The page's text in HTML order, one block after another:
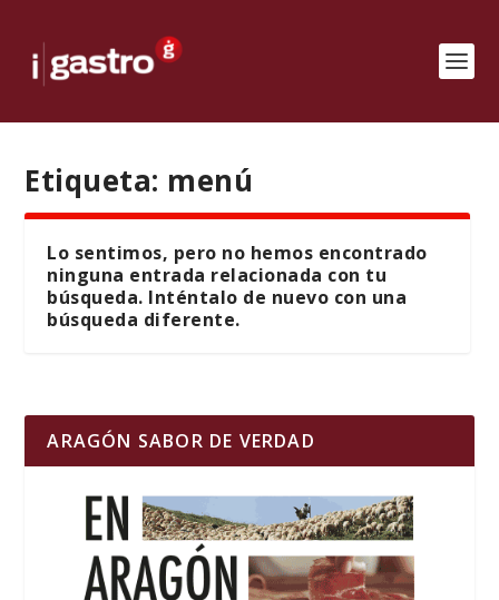
Etiqueta: menú
Lo sentimos, pero no hemos encontrado
ninguna entrada relacionada con tu
búsqueda. Inténtalo de nuevo con una
búsqueda diferente.
ARAGÓN SABOR DE VERDAD